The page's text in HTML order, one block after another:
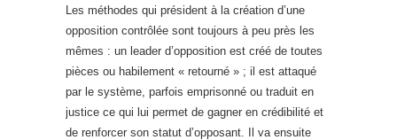
Les méthodes qui président à la création d’une
opposition contrôlée sont toujours à peu près les
mêmes : un leader d’opposition est créé de toutes
pièces ou habilement « retourné » ; il est attaqué
par le système, parfois emprisonné ou traduit en
justice ce qui lui permet de gagner en crédibilité et
de renforcer son statut d’opposant. Il va ensuite